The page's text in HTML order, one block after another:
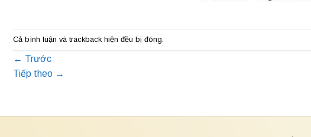
Cả bình luận và trackback hiện đều bị đóng.
← Trước
Tiếp theo →